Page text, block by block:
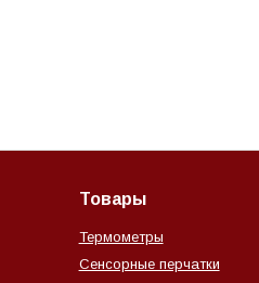
Товары
Термометры
Сенсорные перчатки